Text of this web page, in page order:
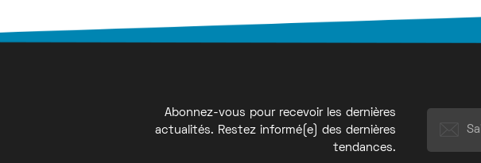
Abonnez-vous pour recevoir les dernières
actualités. Restez informé(e) des dernières
tendances.